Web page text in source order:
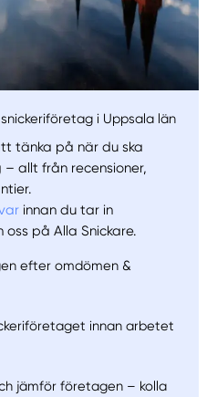
i Uppsala län
tänka på när du ska
allt från recensioner,
innan du tar in
på Alla Snickare.
efter omdömen &
innan arbetet
jämför företagen – kolla